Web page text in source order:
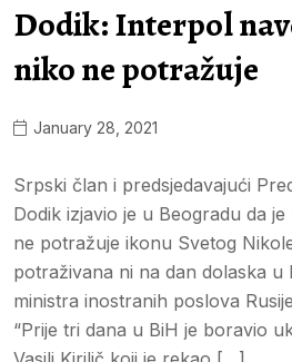
Dodik: Interpol
niko ne potražuje
January 28, 2021
Srpski član i predsjedavajući
Dodik izjavio je u Beogradu da
ne potražuje ikonu Svetog
potraživana ni na dan dolaska u
ministra inostranih poslova
“Prije tri dana u BiH je boravio